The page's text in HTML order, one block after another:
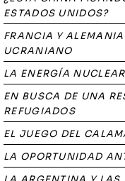
ESTADOS UNIDOS?
FRANCIA Y
UCRANIANO
LA ENERGÍA
EN BUSCA DE UNA
REFUGIADOS
EL JUEGO DEL
LA OPORTUNIDAD